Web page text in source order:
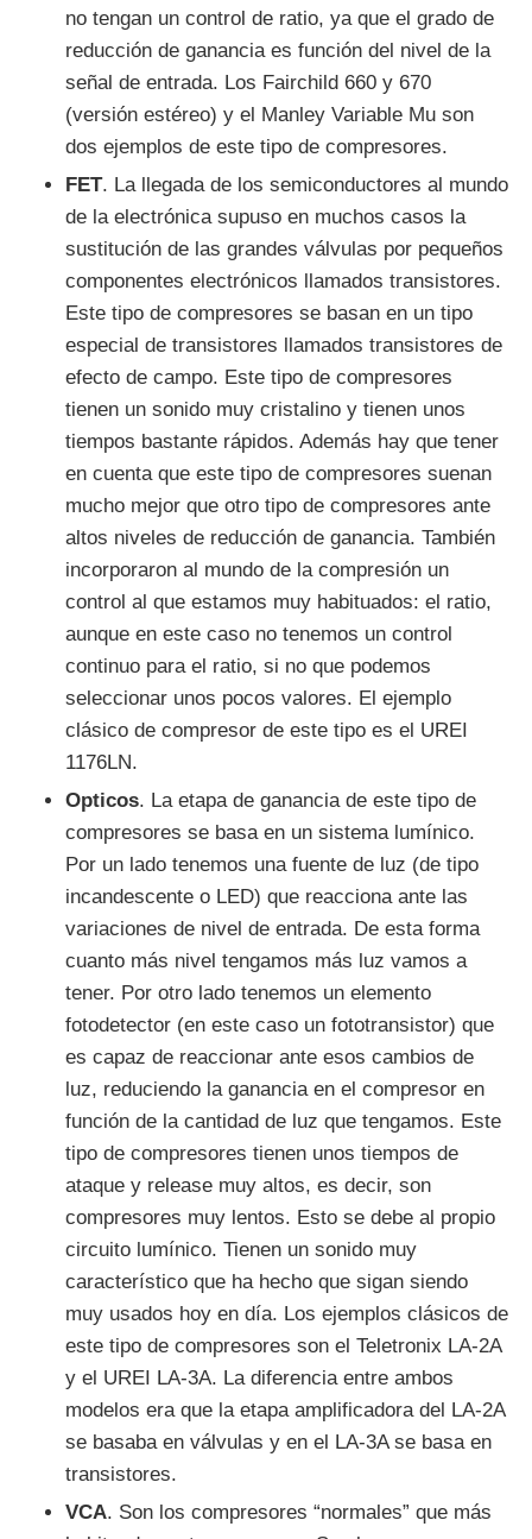
no tengan un control de ratio, ya que el grado de
reducción de ganancia es función del nivel de la
señal de entrada. Los Fairchild 660 y 670
(versión estéreo) y el Manley Variable Mu son
dos ejemplos de este tipo de compresores.
FET. La llegada de los semiconductores al mundo
de la electrónica supuso en muchos casos la
sustitución de las grandes válvulas por pequeños
componentes electrónicos llamados transistores.
Este tipo de compresores se basan en un tipo
especial de transistores llamados transistores de
efecto de campo. Este tipo de compresores
tienen un sonido muy cristalino y tienen unos
tiempos bastante rápidos. Además hay que tener
en cuenta que este tipo de compresores suenan
mucho mejor que otro tipo de compresores ante
altos niveles de reducción de ganancia. También
incorporaron al mundo de la compresión un
control al que estamos muy habituados: el ratio,
aunque en este caso no tenemos un control
continuo para el ratio, si no que podemos
seleccionar unos pocos valores. El ejemplo
clásico de compresor de este tipo es el UREI
1176LN.
Opticos. La etapa de ganancia de este tipo de
compresores se basa en un sistema lumínico.
Por un lado tenemos una fuente de luz (de tipo
incandescente o LED) que reacciona ante las
variaciones de nivel de entrada. De esta forma
cuanto más nivel tengamos más luz vamos a
tener. Por otro lado tenemos un elemento
fotodetector (en este caso un fototransistor) que
es capaz de reaccionar ante esos cambios de
luz, reduciendo la ganancia en el compresor en
función de la cantidad de luz que tengamos. Este
tipo de compresores tienen unos tiempos de
ataque y release muy altos, es decir, son
compresores muy lentos. Esto se debe al propio
circuito lumínico. Tienen un sonido muy
característico que ha hecho que sigan siendo
muy usados hoy en día. Los ejemplos clásicos de
este tipo de compresores son el Teletronix LA-2A
y el UREI LA-3A. La diferencia entre ambos
modelos era que la etapa amplificadora del LA-2A
se basaba en válvulas y en el LA-3A se basa en
transistores.
VCA. Son los compresores “normales” que más